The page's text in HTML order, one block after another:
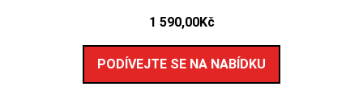
1 590,00Kč
PODÍVEJTE SE NA NABÍDKU